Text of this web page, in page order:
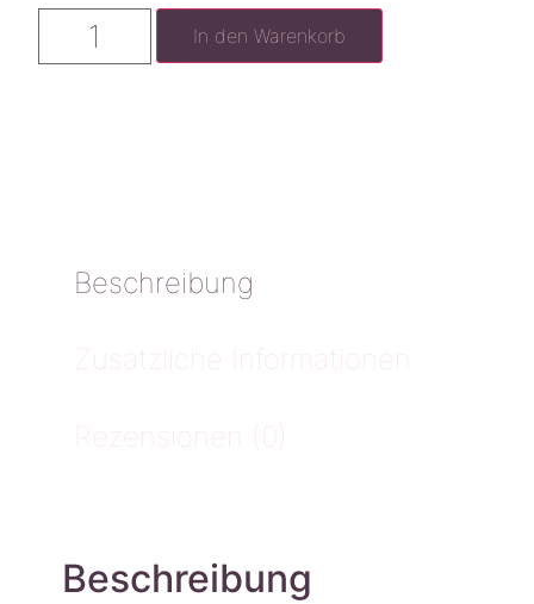
In den Warenkorb
Beschreibung
Zusätzliche Informationen
Beschreibung